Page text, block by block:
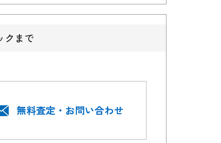
クまで
無料査定・お問い合わせ